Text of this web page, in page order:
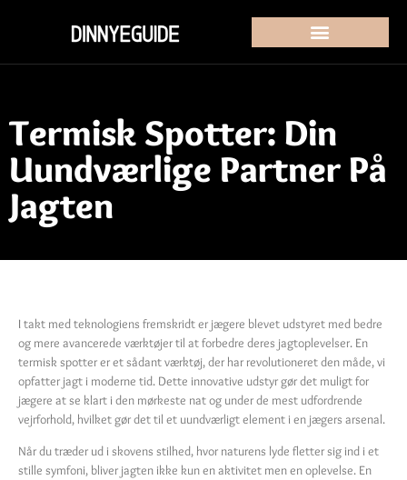
Termisk Spotter: Din
Uundværlige Partner På
Jagten
I takt med teknologiens fremskridt er jægere blevet udstyret med bedre
og mere avancerede værktøjer til at forbedre deres jagtoplevelser. En
termisk spotter er et sådant værktøj, der har revolutioneret den måde, vi
opfatter jagt i moderne tid. Dette innovative udstyr gør det muligt for
jægere at se klart i den mørkeste nat og under de mest udfordrende
vejrforhold, hvilket gør det til et uundværligt element i en jægers arsenal.
Når du træder ud i skovens stilhed, hvor naturens lyde fletter sig ind i et
stille symfoni, bliver jagten ikke kun en aktivitet men en oplevelse. En